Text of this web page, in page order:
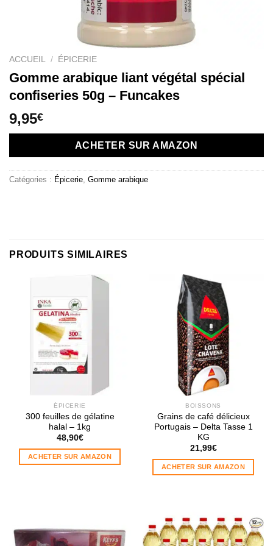
ACCUEIL / ÉPICERIE
Gomme arabique liant végétal spécial
confiseries 50g – Funcakes
9,95€
ACHETER SUR AMAZON
Catégories : Épicerie Gomme arabique
PRODUITS SIMILAIRES
ÉPICERIE
300 feuilles de gélatine
halal – 1kg
48,90€
ACHETER SUR AMAZON
BOISSONS
Grains de café délicieux
Portugais – Delta Tasse 1
KG
21,99€
ACHETER SUR AMAZON